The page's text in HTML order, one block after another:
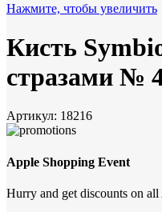
Нажмите, чтобы увеличить
Кисть
стразами №
Артикул: 18216
Apple Shopping Event
Hurry and get discounts on